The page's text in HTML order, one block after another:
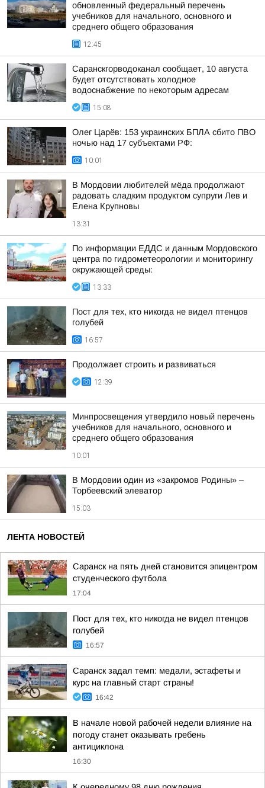
обновленный федеральный перечень
учебников для начального, основного и
среднего общего образования
12:45
Саранскгорводоканал сообщает, 10 августа
будет отсутствовать холодное
водоснабжение по некоторым адресам
15:08
Олег Царёв: 153 украинских БПЛА сбито ПВО
ночью над 17 субъектами РФ:
10:01
В Мордовии любителей мёда продолжают
радовать сладким продуктом супруги Лев и
Елена Крупновы
13:31
По информации ЕДДС и данным Мордовского
центра по гидрометеорологии и мониторингу
окружающей среды:
13:33
Пост для тех, кто никогда не видел птенцов
голубей
16:57
Продолжает строить и развиваться
12:39
Минпросвещения утвердило новый перечень
учебников для начального, основного и
среднего общего образования
10:01
В Мордовии один из «закромов Родины» –
Торбеевский элеватор
15:03
ЛЕНТА НОВОСТЕЙ
Саранск на пять дней становится эпицентром
студенческого футбола
17:04
Пост для тех, кто никогда не видел птенцов
голубей
16:57
Саранск задал темп: медали, эстафеты и
курс на главный старт страны!
16:42
В начале новой рабочей недели влияние на
погоду станет оказывать гребень
антициклона
16:30